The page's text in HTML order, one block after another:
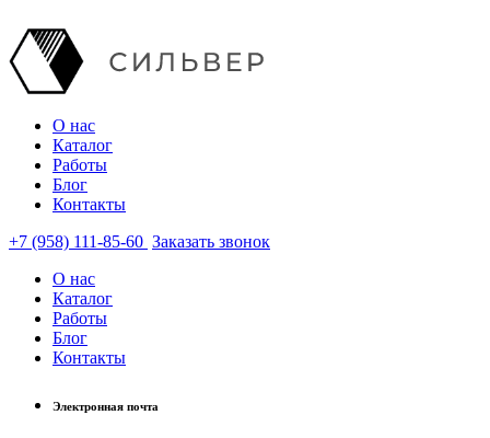
О нас
Каталог
Работы
Блог
Контакты
+7 (958) 111-85-60 Заказать звонок
О нас
Каталог
Работы
Блог
Контакты
Электронная почта